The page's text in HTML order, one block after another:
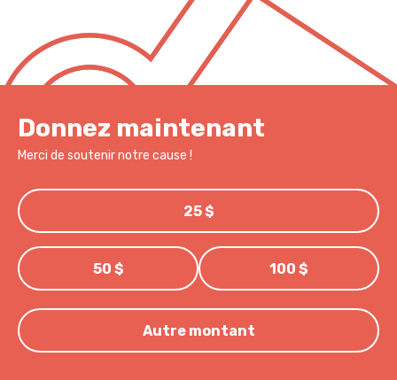
Donnez maintenant
Merci de soutenir notre cause !
25 $
50 $ 100 $
Autre montant